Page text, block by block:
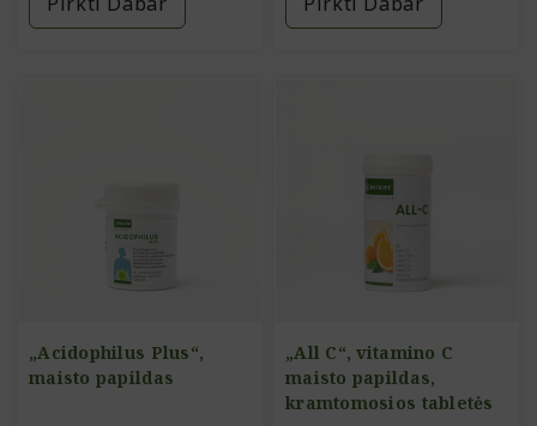
„Acidophilus Plus“,
maisto papildas
„All C“, vitamino C
maisto papildas,
kramtomosios tabletės